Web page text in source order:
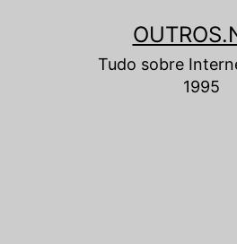
Tudo sobre
1995